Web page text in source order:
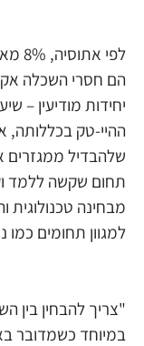
הם חסרי השכלה
יחידות מודיעין –
ההיי-טק בכללותה,
שלהבדיל ממגזרים
תחום שקשה ללמד
מבחינה טכנולוגית
למגוון תחומים
"צריך להבחין בין
במיוחד כשמדובר